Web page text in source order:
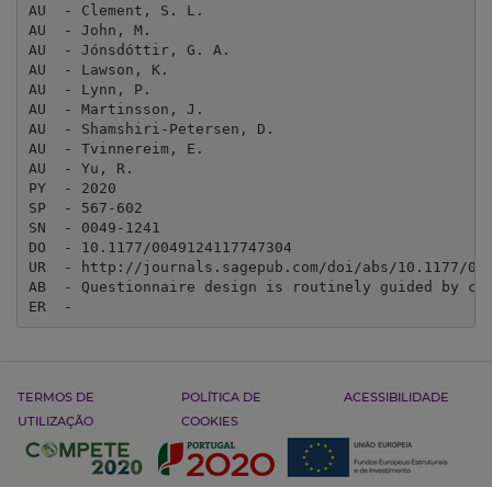
AU  - Clement, S. L.
AU  - John, M.
AU  - Jónsdóttir, G. A.
AU  - Lawson, K.
AU  - Lynn, P.
AU  - Martinsson, J.
AU  - Shamshiri-Petersen, D.
AU  - Tvinnereim, E.
AU  - Yu, R.
PY  - 2020
SP  - 567-602
SN  - 0049-1241
DO  - 10.1177/0049124117747304
UR  - http://journals.sagepub.com/doi/abs/10.1177/
AB  - Questionnaire design is routinely guided by
ER  -
TERMOS DE
UTILIZAÇÃO
POLÍTICA DE
COOKIES
ACESSIBILIDADE